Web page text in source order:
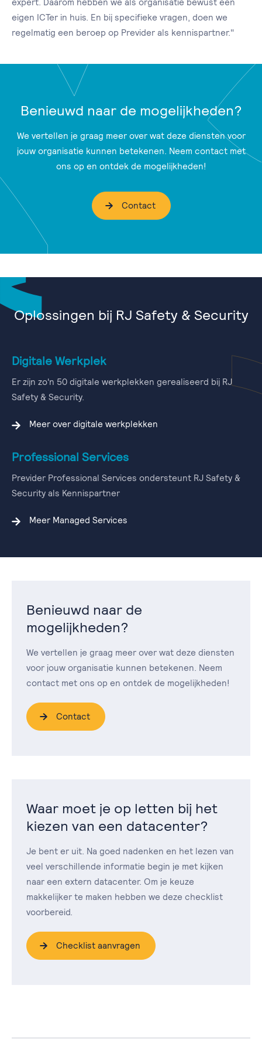
eigen ICTer in huis. En bij specifieke vragen, doen we
regelmatig een beroep op Previder als kennispartner."
Benieuwd naar de mogelijkheden?
We vertellen je graag meer over wat deze diensten voor
jouw organisatie kunnen betekenen. Neem contact met
ons op en ontdek de mogelijkheden!
Contact
Oplossingen bij RJ Safety & Security
Digitale Werkplek
Er zijn zo'n 50 digitale werkplekken gerealiseerd bij RJ
Safety & Security.
Meer over digitale werkplekken
Professional Services
Previder Professional Services ondersteunt RJ Safety &
Security als Kennispartner
Meer Managed Services
Benieuwd naar de
mogelijkheden?
We vertellen je graag meer over wat deze diensten
voor jouw organisatie kunnen betekenen. Neem
contact met ons op en ontdek de mogelijkheden!
Contact
Waar moet je op letten bij het
kiezen van een datacenter?
Je bent er uit. Na goed nadenken en het lezen van
veel verschillende informatie begin je met kijken
naar een extern datacenter. Om je keuze
makkelijker te maken hebben we deze checklist
voorbereid.
Checklist aanvragen